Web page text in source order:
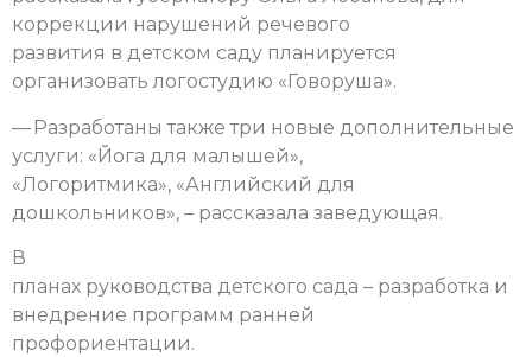
коррекции нарушений речевого
развития в детском саду планируется
организовать логостудию «Говоруша».
— Разработаны также три новые дополнительные
услуги: «Йога для малышей»,
«Логоритмика», «Английский для
дошкольников», – рассказала заведующая.
В
планах руководства детского сада – разработка и
внедрение программ ранней
профориентации.